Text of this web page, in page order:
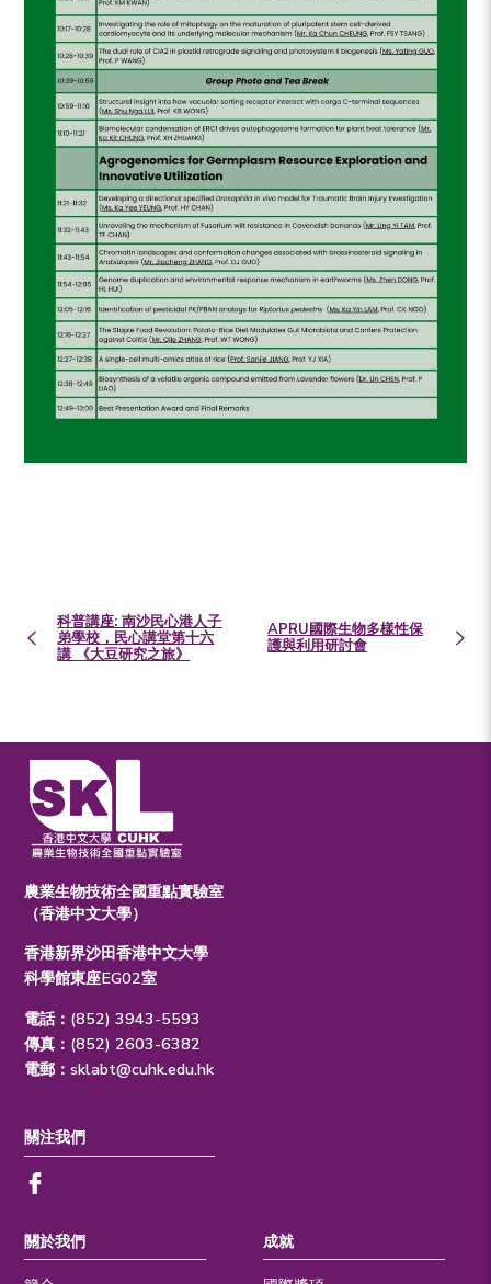
科普講座: 南沙民心港人子
弟學校，民心講堂第十六
講 《大豆研究之旅》
APRU國際生物多樣性保
護與利用研討會
農業生物技術全國重點實驗室
（香港中文大學）
香港新界沙田香港中文大學
科學館東座EG02室
電話：(852) 3943-5593
傳真：(852) 2603-6382
電郵：sklabt@cuhk.edu.hk
關於我們
成就
關注我們